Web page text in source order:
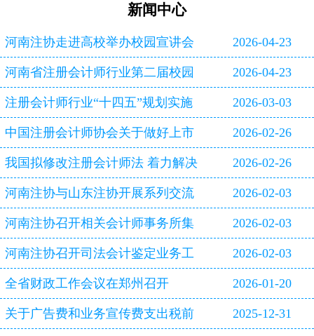
新闻中心
河南注协走进高校举办校园宣讲会 2026-04-23
河南省注册会计师行业第二届校园
双选会即将启幕
2026-04-23
注册会计师行业“十四五”规划实施
评估报告
2026-03-03
中国注册会计师协会关于做好上市
公司2025年年报审计工作的通知
2026-02-26
我国拟修改注册会计师法 着力解决
审计造假等行业突出问题
2026-02-26
河南注协与山东注协开展系列交流
活动
2026-02-03
河南注协召开相关会计师事务所集
体约谈会
2026-02-03
河南注协召开司法会计鉴定业务工
作专题研讨会
2026-02-03
全省财政工作会议在郑州召开 2026-01-20
关于广告费和业务宣传费支出税前 2025-12-31